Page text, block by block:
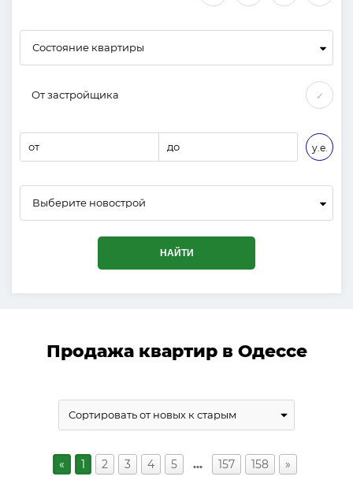
Состояние квартиры
От застройщика ✓
от до у.е.
Выберите новострой
НАЙТИ
Продажа квартир в Одессе
« 1 2 3 4 5 … 157 158 »